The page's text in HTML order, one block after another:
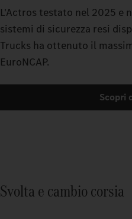
L'Actros testato nel 2025 e
sistemi di sicurezza resi
Trucks ha ottenuto il
EuroNCAP.
Scopri
Svolta e cambio corsia